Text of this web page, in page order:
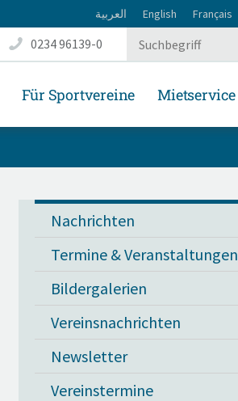
العربية English Français
0234 96139-0
Für Sportvereine Mietservice
Nachrichten
Termine & Veranstaltungen
Bildergalerien
Vereinsnachrichten
Newsletter
Vereinstermine